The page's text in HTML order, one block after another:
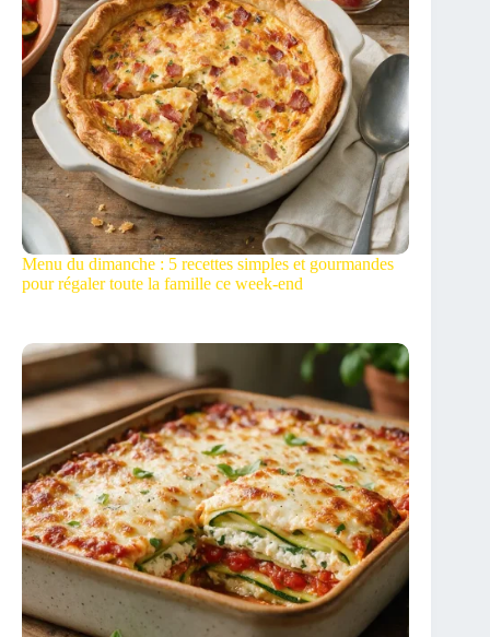
Menu du dimanche : 5 recettes simples et gourmandes
pour régaler toute la famille ce week-end